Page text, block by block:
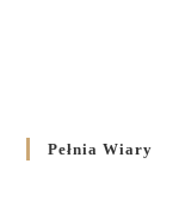
Pełnia Wiary